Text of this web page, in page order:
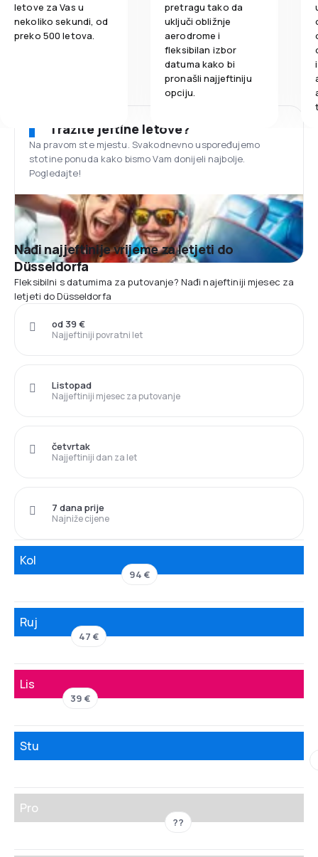
letove za Vas u
nekoliko sekundi, od
preko 500 letova.
pretragu tako da
uključi obližnje
aerodrome i
fleksibilan izbor
datuma kako bi
pronašli najjeftiniju
opciju.
Tražite jeftine letove?
Na pravom ste mjestu. Svakodnevno uspoređujemo
stotine ponuda kako bismo Vam donijeli najbolje.
Pogledajte!
Nađi najjeftinije vrijeme za letjeti do
Düsseldorfa
Fleksibilni s datumima za putovanje? Nađi najeftiniji mjesec za
letjeti do Düsseldorfa
Najjeftiniji povratni let
od 39 €
Najjeftiniji mjesec za putovanje
Listopad
Najjeftiniji dan za let
četvrtak
Najniže cijene
7 dana prije
Kol
94 €
Ruj
47 €
Lis
39 €
Stu
Pro
??